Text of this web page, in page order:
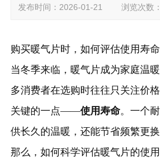
发布时间：2026-01-21 浏览次数
购买暖气片时，如何评估使用寿命
当冬季来临，暖气片成为家庭温
多消费者在选购时往往只关注价
关键的一点——使用寿命。一个
供长久的温暖，还能节省频繁更
那么，如何科学评估暖气片的使